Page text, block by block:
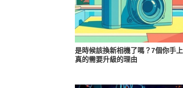
是時候該換新相機了嗎？7個你手
真的需要升級的理由